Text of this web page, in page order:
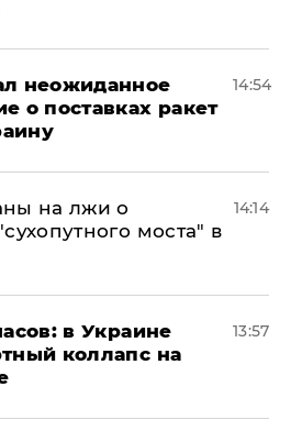
неожиданное
о поставках ракет
14:54
на лжи о
моста" в
14:14
в Украине
коллапс на
13:57